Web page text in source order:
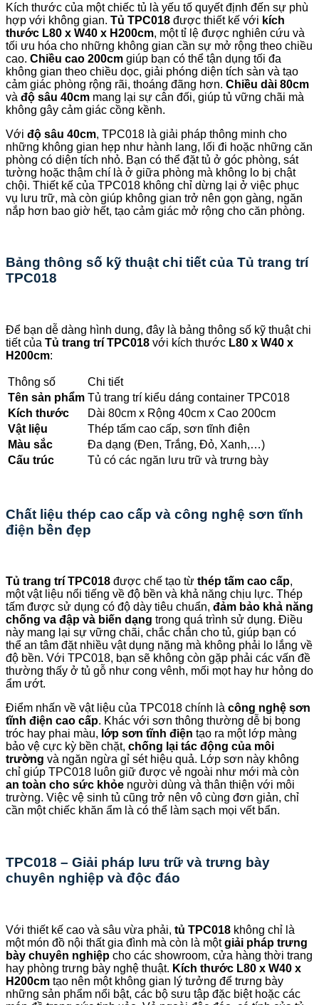
Kích thước của một chiếc tủ là yếu tố quyết định đến sự phù
hợp với không gian. Tủ TPC018 được thiết kế với kích
thước L80 x W40 x H200cm, một tỉ lệ được nghiên cứu và
tối ưu hóa cho những không gian cần sự mở rộng theo chiều
cao. Chiều cao 200cm giúp bạn có thể tận dụng tối đa
không gian theo chiều dọc, giải phóng diện tích sàn và tạo
cảm giác phòng rộng rãi, thoáng đãng hơn. Chiều dài 80cm
và độ sâu 40cm mang lại sự cân đối, giúp tủ vững chãi mà
không gây cảm giác cồng kềnh.
Với độ sâu 40cm, TPC018 là giải pháp thông minh cho
những không gian hẹp như hành lang, lối đi hoặc những căn
phòng có diện tích nhỏ. Bạn có thể đặt tủ ở góc phòng, sát
tường hoặc thậm chí là ở giữa phòng mà không lo bị chật
chội. Thiết kế của TPC018 không chỉ dừng lại ở việc phục
vụ lưu trữ, mà còn giúp không gian trở nên gọn gàng, ngăn
nắp hơn bao giờ hết, tạo cảm giác mở rộng cho căn phòng.
Bảng thông số kỹ thuật chi tiết của Tủ trang trí
TPC018
Để bạn dễ dàng hình dung, đây là bảng thông số kỹ thuật chi
tiết của Tủ trang trí TPC018 với kích thước L80 x W40 x
H200cm:
Thông số
Chi tiết
Tên sản phẩm Tủ trang trí kiểu dáng container TPC018
Kích thước
Dài 80cm x Rộng 40cm x Cao 200cm
Vật liệu
Thép tấm cao cấp, sơn tĩnh điện
Màu sắc
Đa dạng (Đen, Trắng, Đỏ, Xanh,…)
Cấu trúc
Tủ có các ngăn lưu trữ và trưng bày
Chất liệu thép cao cấp và công nghệ sơn tĩnh
điện bền đẹp
Tủ trang trí TPC018 được chế tạo từ thép tấm cao cấp,
một vật liệu nổi tiếng về độ bền và khả năng chịu lực. Thép
tấm được sử dụng có độ dày tiêu chuẩn, đảm bảo khả năng
chống va đập và biến dạng trong quá trình sử dụng. Điều
này mang lại sự vững chãi, chắc chắn cho tủ, giúp bạn có
thể an tâm đặt nhiều vật dụng nặng mà không phải lo lắng về
độ bền. Với TPC018, bạn sẽ không còn gặp phải các vấn đề
thường thấy ở tủ gỗ như cong vênh, mối mọt hay hư hỏng do
ẩm ướt.
Điểm nhấn về vật liệu của TPC018 chính là công nghệ sơn
tĩnh điện cao cấp. Khác với sơn thông thường dễ bị bong
tróc hay phai màu, lớp sơn tĩnh điện tạo ra một lớp màng
bảo vệ cực kỳ bền chặt, chống lại tác động của môi
trường và ngăn ngừa gỉ sét hiệu quả. Lớp sơn này không
chỉ giúp TPC018 luôn giữ được vẻ ngoài như mới mà còn
an toàn cho sức khỏe người dùng và thân thiện với môi
trường. Việc vệ sinh tủ cũng trở nên vô cùng đơn giản, chỉ
cần một chiếc khăn ẩm là có thể làm sạch mọi vết bẩn.
TPC018 – Giải pháp lưu trữ và trưng bày
chuyên nghiệp và độc đáo
Với thiết kế cao và sâu vừa phải, tủ TPC018 không chỉ là
một món đồ nội thất gia đình mà còn là mộtgiải pháp trưng
bày chuyên nghiệp cho các showroom, cửa hàng thời trang
hay phòng trưng bày nghệ thuật. Kích thước L80 x W40 x
H200cm tạo nên một không gian lý tưởng để trưng bày
những sản phẩm nổi bật, các bộ sưu tập đặc biệt hoặc các